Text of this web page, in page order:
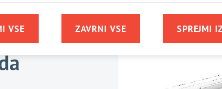
VSE ZAVRNI VSE SPREJMI
blizu Salzburga.